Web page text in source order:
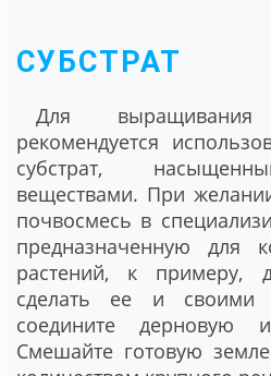
СУБСТРАТ
Для
рекомендуется
субстрат,
веществами. При
почвосмесь в
предназначенную для
растений, к примеру,
сделать ее и своими
соедините дерновую
Смешайте готовую